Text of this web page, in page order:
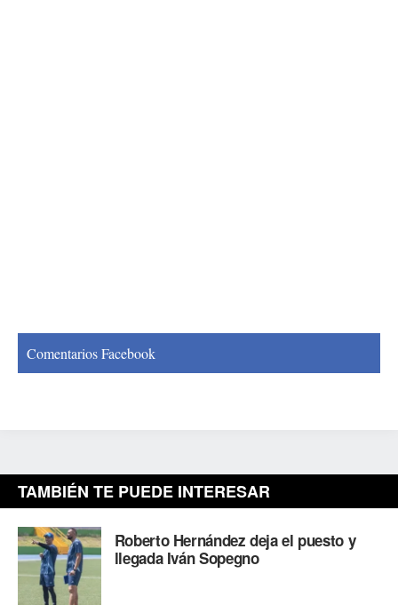
Comentarios Facebook
TAMBIÉN TE PUEDE INTERESAR
Roberto Hernández deja el puesto y
llegada Iván Sopegno